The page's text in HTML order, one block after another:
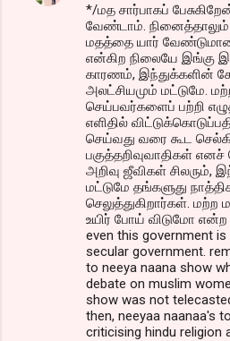
*/மத சார்பாகப்
வேண்டாம். நினைத்தாலும்
மதத்தை யார்
என்கிற நிலையே இங்கு
காரணம், இந்துக்களின்
அலட்சியமும் மட்டுமே.
செய்பவர்களைப் பற்றி
எளிதில்
செய்வது வரை கூட
பகுத்தறிவுவாதிகள்
அறிவு ஜீவிகள் சிலரும்,
மட்டுமே தங்களுது
செலுத்துகிறார்கள். மற்ற
உயிர் போய் விடுமோ
even this government
secular government.
to neeya naana show
debate on muslim
show was not
then, neeyaa naanaa's
criticising hindu religion